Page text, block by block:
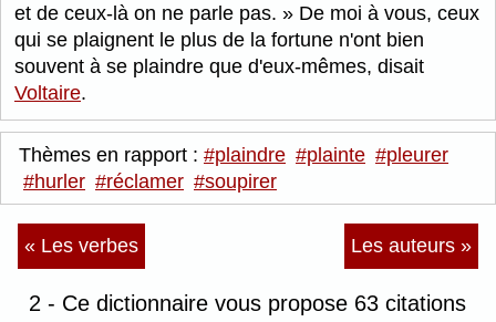
et de ceux-là on ne parle pas.
De moi à vous, ceux
qui se plaignent le plus de la fortune n'ont bien
souvent à se plaindre que d'eux-mêmes, disait
Voltaire.
Thèmes en rapport : #plaindre #plainte #pleurer
#hurler #réclamer #soupirer
« Les verbes Les auteurs »
2 - Ce dictionnaire vous propose 63 citations